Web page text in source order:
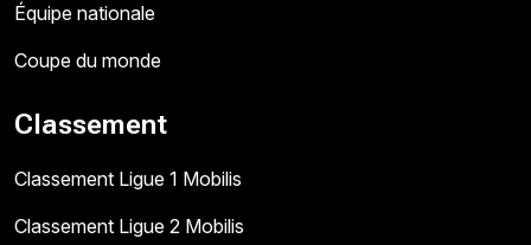
Équipe nationale
Coupe du monde
Classement
Classement Ligue 1 Mobilis
Classement Ligue 2 Mobilis